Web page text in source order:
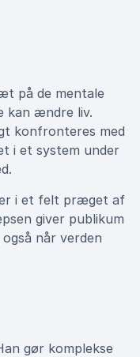
på de mentale
kan ændre liv.
konfronteres med
i et system under
i et felt præget af
giver publikum
når verden
gør komplekse